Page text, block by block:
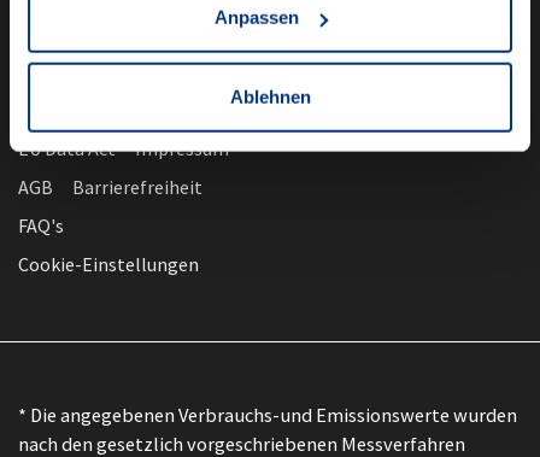
Anpassen
Ablehnen
EU Data Act
Impressum
AGB
Barrierefreiheit
FAQ's
Cookie-Einstellungen
* Die angegebenen Verbrauchs-und Emissionswerte wurden
nach den gesetzlich vorgeschriebenen Messverfahren